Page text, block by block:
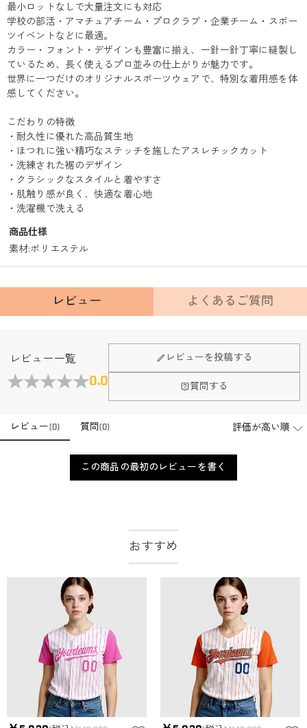
最小ロットなしで大量注文にも対応
学校の部活・アマチュアチーム・プロクラブ・企業チーム・スポー
ツイベントなどに最適。
カラー・フォント・デザインも豊富に揃え、一針一針丁寧に縫製し
ているため、長く使えるプロ並みの仕上がりが魅力です。
世界に一つだけのオリジナルスポーツウェアで、特別な着用感を体
感してください。
こだわりの特徴
・耐久性に優れた高品質生地
・ほつれに強い精巧なステッチを施したアスレチックカット
・洗練された裾のデザイン
・クラシックなスタイルと着やすさ
・肌触り感が良く、快適な着心地
・洗濯機で洗える
商品仕様
素材:ポリエステル
レビュー よくあるご質問
レビュー一覧
0.0
レビューを投稿する
質問する
レビュー(0) 質問(0)
この商品の最初のレビューを書く
Fanscheerについて
会社はどこにありますか？
本社はホンコンにあります。
店舗に費やす家賃や保険、人的労力等のコストを節約して、商
品自身が値下げできるために、現在はオンラインストアのみ運
営しております。
注文後に注文の内容を変更できますか？
番号もお送りください。
支払い情報は保護されますか？
お支払い情報は高度なセキュリティで保護されております。お
客様のお支払い情報は当社のサーバーに一切保存されません。
Paypal又はクレジットカート発行会社によって処理されます。
支払い情報は保護されますか？
当社では、個人情報保護を目的としたコンプライアンスに則
り、プライバシーポリシーを定めています。お客様に安心かつ
安全にご利用いただけるよう最善の注意を払い、個人情報を厳
重に取り扱っています。 詳細は
プライバシーポリシーまでご
確認ください。
服＆ファッション
どうやってオリジナル服をオーダーメイドします
か？
まずお気に入りのデザインを選んで、ページに表示した項目や
選択しを選んでから、カートに追加してご注文手続きをお願い
いたします。
服の印刷に色違いが出ることがありますか？
はい。ご覧になる環境（PCのモニタやスマホの画面）、商品撮
影時の照明等によりイメージ画像が実際の商品と色味が異なる
場合がございます。
どうやって自分に合うサイズを選びますか？
まずお気に入りのデザインを選んで、商品ページの画像にサイ
おすすめ